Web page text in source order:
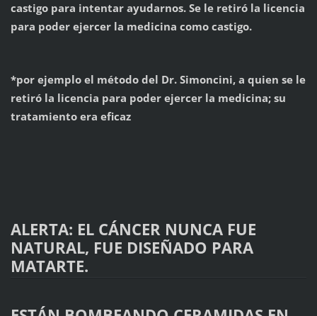
castigo para intentar ayudarnos. Se le retiró la licencia
para poder ejercer la medicina como castigo.
*por ejemplo el método del Dr. Simoncini, a quien se le
retiró la licencia para poder ejercer la medicina; su
tratamiento era eficaz
ALERTA: EL CÁNCER NUNCA FUE
NATURAL, FUE DISEÑADO PARA
MATARTE.